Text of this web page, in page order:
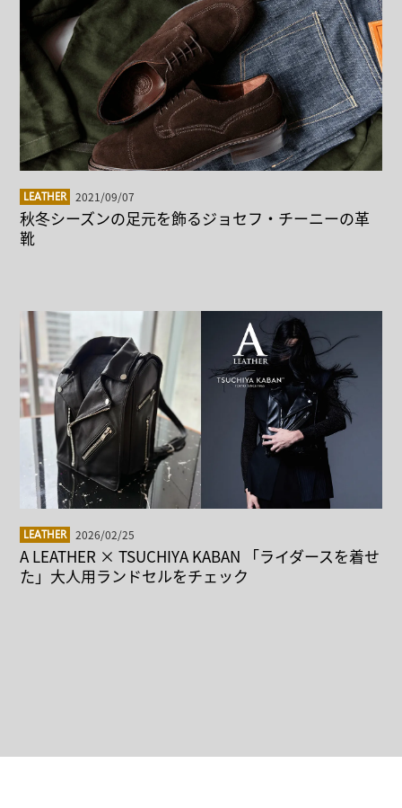
LEATHER 2021/09/07
秋冬シーズンの足元を飾るジョセフ・チーニーの革
靴
LEATHER 2026/02/25
A LEATHER × TSUCHIYA KABAN 「ライダースを着せ
た」大人用ランドセルをチェック